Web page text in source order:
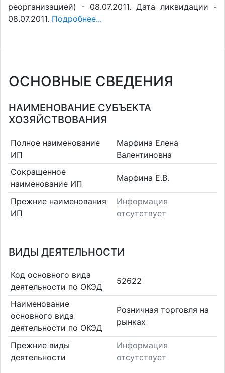
реорганизацией) - 08.07.2011. Дата ликвидации -
08.07.2011. Подробнее...
ОСНОВНЫЕ СВЕДЕНИЯ
НАИМЕНОВАНИЕ СУБЪЕКТА
ХОЗЯЙСТВОВАНИЯ
Полное наименование
ИП
Марфина Елена
Валентиновна
Сокращенное
наименование ИП
Марфина Е.В.
Прежние наименования
ИП
Информация
отсутствует
ВИДЫ ДЕЯТЕЛЬНОСТИ
Код основного вида
деятельности по ОКЭД
52622
Наименование
основного вида
деятельности по ОКЭД
Розничная торговля на
рынках
Прежние виды
деятельности
Информация
отсутствует